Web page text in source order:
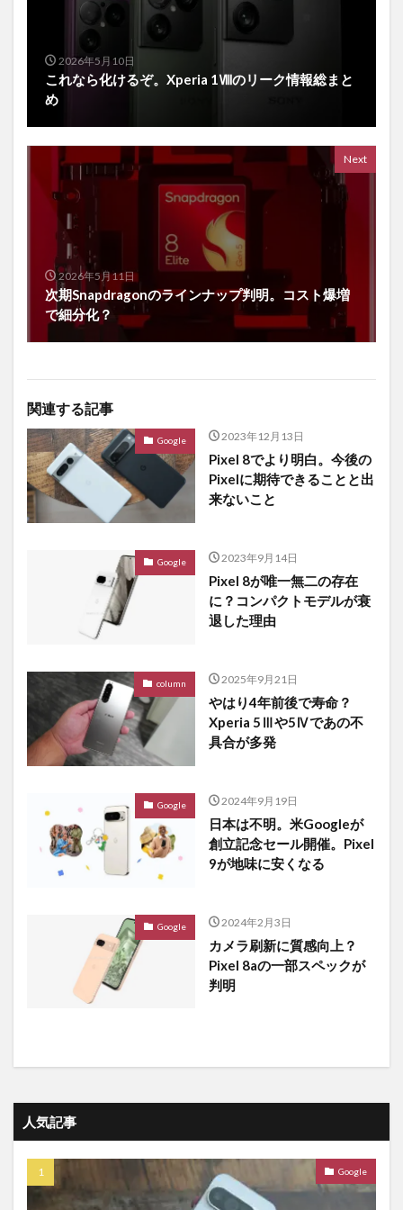
2026年5月10日
これなら化けるぞ。Xperia 1Ⅷのリーク情報総まと
め
Next
2026年5月11日
次期Snapdragonのラインナップ判明。コスト爆増
で細分化？
関連する記事
Google 2023年12月13日
Pixel 8でより明白。今後の
Pixelに期待できることと出
来ないこと
Google 2023年9月14日
Pixel 8が唯一無二の存在
に？コンパクトモデルが衰
退した理由
column 2025年9月21日
やはり4年前後で寿命？
Xperia 5Ⅲや5Ⅳであの不
具合が多発
Google 2024年9月19日
日本は不明。米Googleが
創立記念セール開催。Pixel
9が地味に安くなる
Google 2024年2月3日
カメラ刷新に質感向上？
Pixel 8aの一部スペックが
判明
人気記事
Google